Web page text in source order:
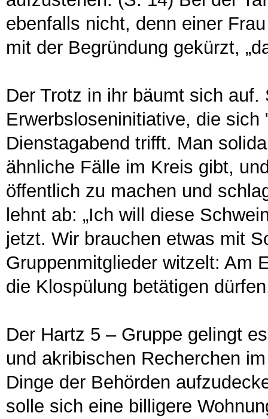
ebenfalls nicht, denn einer
mit der Begründung gekürzt,
Der Trotz in ihr bäumt sich
Erwerbsloseninitiative, die sich
Dienstagabend trifft. Man
ähnliche Fälle im Kreis gibt,
öffentlich zu machen und
lehnt ab: „Ich will diese
jetzt. Wir brauchen etwas mit
Gruppenmitglieder witzelt: Am
die Klospülung betätigen
Der Hartz 5 – Gruppe gelingt
und akribischen Recherchen
Dinge der Behörden
solle sich eine billigere